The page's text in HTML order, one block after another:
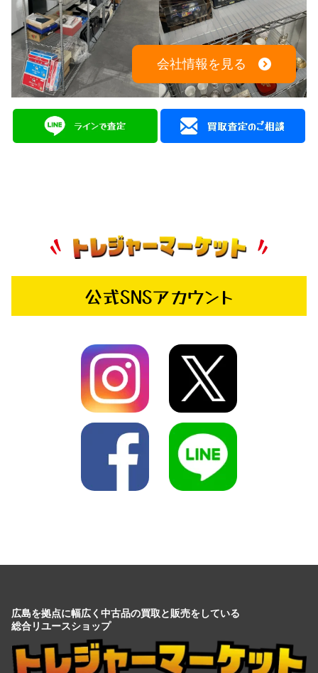
会社情報を見る
公式SNSアカウント
広島を拠点に幅広く中古品の買取と販売をしている
総合リユースショップ